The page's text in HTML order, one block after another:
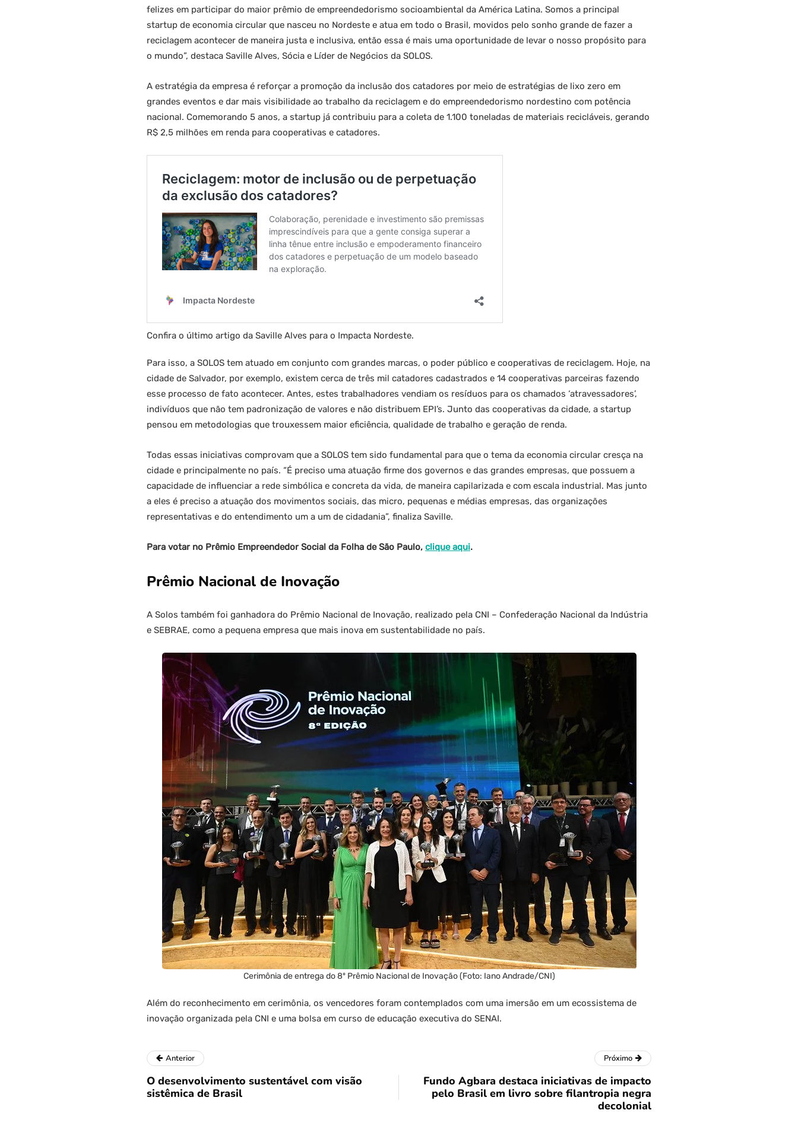
felizes em participar do maior prêmio de empreendedorismo socioambiental da América Latina. Somos a principal
startup de economia circular que nasceu no Nordeste e atua em todo o Brasil, movidos pelo sonho grande de fazer a
reciclagem acontecer de maneira justa e inclusiva, então essa é mais uma oportunidade de levar o nosso propósito para
o mundo”, destaca Saville Alves, Sócia e Líder de Negócios da SOLOS.
A estratégia da empresa é reforçar a promoção da inclusão dos catadores por meio de estratégias de lixo zero em
grandes eventos e dar mais visibilidade ao trabalho da reciclagem e do empreendedorismo nordestino com potência
nacional. Comemorando 5 anos, a startup já contribuiu para a coleta de 1.100 toneladas de materiais recicláveis, gerando
R$ 2,5 milhões em renda para cooperativas e catadores.
Confira o último artigo da Saville Alves para o Impacta Nordeste.
Para isso, a SOLOS tem atuado em conjunto com grandes marcas, o poder público e cooperativas de reciclagem. Hoje, na
cidade de Salvador, por exemplo, existem cerca de três mil catadores cadastrados e 14 cooperativas parceiras fazendo
esse processo de fato acontecer. Antes, estes trabalhadores vendiam os resíduos para os chamados ‘atravessadores’,
indivíduos que não tem padronização de valores e não distribuem EPI’s. Junto das cooperativas da cidade, a startup
pensou em metodologias que trouxessem maior eficiência, qualidade de trabalho e geração de renda.
Todas essas iniciativas comprovam que a SOLOS tem sido fundamental para que o tema da economia circular cresça na
cidade e principalmente no país. “É preciso uma atuação firme dos governos e das grandes empresas, que possuem a
capacidade de influenciar a rede simbólica e concreta da vida, de maneira capilarizada e com escala industrial. Mas junto
a eles é preciso a atuação dos movimentos sociais, das micro, pequenas e médias empresas, das organizações
representativas e do entendimento um a um de cidadania”, finaliza Saville.
Para votar no Prêmio Empreendedor Social da Folha de São Paulo, clique aqui.
Prêmio Nacional de Inovação
A Solos também foi ganhadora do Prêmio Nacional de Inovação, realizado pela CNI – Confederação Nacional da Indústria
e SEBRAE, como a pequena empresa que mais inova em sustentabilidade no país.
Cerimônia de entrega do 8º Prêmio Nacional de Inovação (Foto: Iano Andrade/CNI)
Além do reconhecimento em cerimônia, os vencedores foram contemplados com uma imersão em um ecossistema de
inovação organizada pela CNI e uma bolsa em curso de educação executiva do SENAI.
Anterior
O desenvolvimento sustentável com visão
sistêmica de Brasil
Próximo
Fundo Agbara destaca iniciativas de impacto
pelo Brasil em livro sobre filantropia negra
decolonial